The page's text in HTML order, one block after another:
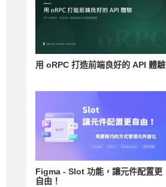
用 oRPC 打造前端良好的 API 體驗
Figma - Slot 功能，讓元件配置更
自由！